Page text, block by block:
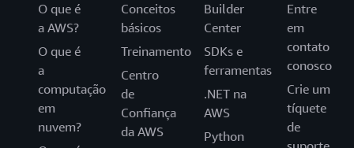
O que é
a AWS?
O que é
a
computação
em
nuvem?
Conceitos
básicos
Treinamento
Centro
de
Confiança
da AWS
Builder
Center
SDKs e
ferramentas
.NET na
AWS
Python
Entre
em
contato
conosco
Crie um
tíquete
de